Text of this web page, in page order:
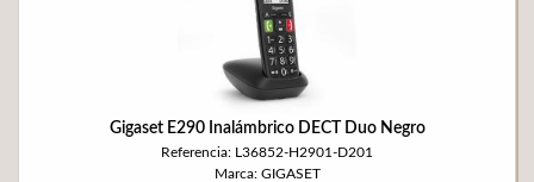
Gigaset E290 Inalámbrico DECT Duo Negro
Referencia: L36852-H2901-D201
Marca: GIGASET